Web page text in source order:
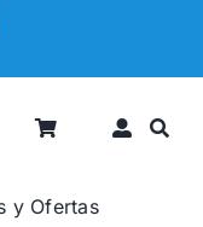
y Ofertas